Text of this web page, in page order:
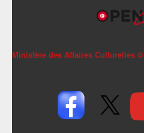
Ministère des Affaires Culturelles ©